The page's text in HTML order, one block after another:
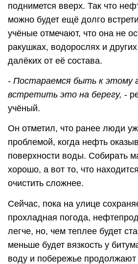
поднимется вверх. Так что
можно будет ещё долго
учёные отмечают, что она не
ракушках, водорослях и
далёких от её состава.
- Постараемся быть к этому
встретить это на берегу, -
учёный.
Он отметил, что ранее люди
проблемой, когда нефть
поверхности воды. Собирать
хорошо, а вот то, что
очистить сложнее.
Сейчас, пока на улице
прохладная погода,
легче, но, чем теплее будет
меньше будет вязкость у
воду и побережье продолжают